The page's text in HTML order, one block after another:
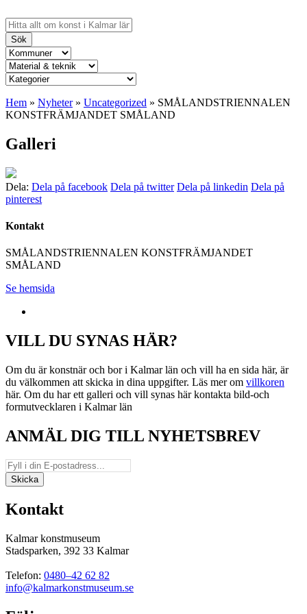
Sök
Hem » Nyheter» Uncategorized » SMÅLANDSTRIENNALEN
KONSTFRÄMJANDET SMÅLAND
Galleri
Dela: Dela på facebook Dela på twitter Dela på linkedin Dela på
pinterest
Kontakt
SMÅLANDSTRIENNALEN KONSTFRÄMJANDET
SMÅLAND
Se hemsida
VILL DU SYNAS HÄR?
Om du är konstnär och bor i Kalmar län och vill ha en sida här, är
du välkommen att skicka in dina uppgifter. Läs mer om villkoren
här. Om du har ett galleri och vill synas här kontakta bild-och
formutvecklaren i Kalmar län
ANMÄL DIG TILL NYHETSBREV
Kontakt
Kalmar konstmuseum
Stadsparken, 392 33 Kalmar
Telefon: 0480–42 62 82
info@kalmarkonstmuseum.se